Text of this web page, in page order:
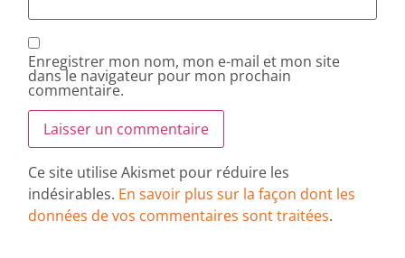
Enregistrer mon nom, mon e-mail et mon site
dans le navigateur pour mon prochain
commentaire.
Ce site utilise Akismet pour réduire les
indésirables. En savoir plus sur la façon dont les
données de vos commentaires sont traitées.